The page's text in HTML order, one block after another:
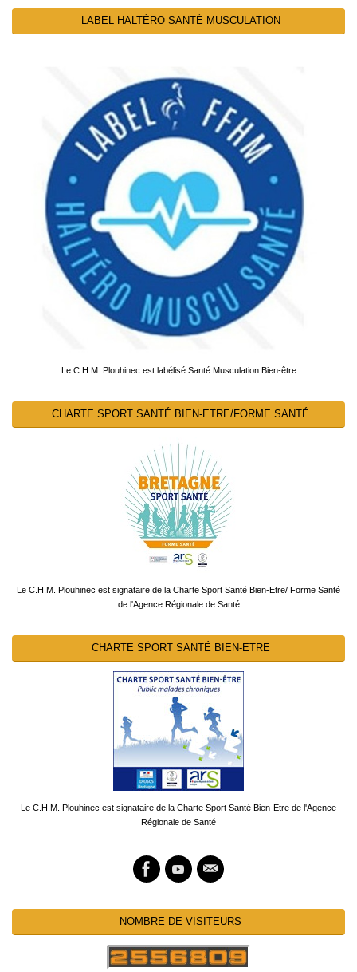
LABEL HALTÉRO SANTÉ MUSCULATION
Le C.H.M. Plouhinec est labélisé Santé Musculation Bien-être
CHARTE SPORT SANTÉ BIEN-ETRE/FORME SANTÉ
Le C.H.M. Plouhinec est signataire de la Charte Sport Santé Bien-Etre/ Forme Santé
de l'Agence Régionale de Santé
CHARTE SPORT SANTÉ BIEN-ETRE
Le C.H.M. Plouhinec est signataire de la Charte Sport Santé Bien-Etre de l'Agence
Régionale de Santé
NOMBRE DE VISITEURS